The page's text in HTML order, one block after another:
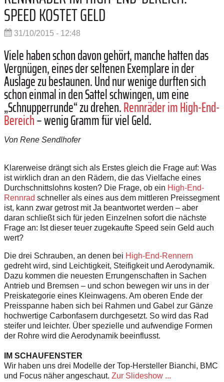
SPEED KOSTET GELD
31/10/2015 - 12:48
Viele haben schon davon gehört, manche hatten das
Vergnügen, eines der seltenen Exemplare in der
Auslage zu bestaunen. Und nur wenige durften sich
schon einmal in den Sattel schwingen, um eine
„Schnupperrunde“ zu drehen.Rennräder im High-End-
Bereich– wenig Gramm für viel Geld.
Von Rene Sendlhofer
Klarerweise drängt sich als Erstes gleich die Frage auf: Was
ist wirklich dran an den Rädern, die das Vielfache eines
Durchschnittslohns kosten? Die Frage, ob ein High-End-
Rennrad schneller als eines aus dem mittleren Preissegment
ist, kann zwar getrost mit Ja beantwortet werden – aber
daran schließt sich für jeden Einzelnen sofort die nächste
Frage an: Ist dieser teuer zugekaufte Speed sein Geld auch
wert?
Die drei Schrauben, an denen bei High-End-Rennern
gedreht wird, sind Leichtigkeit, Steifigkeit und Aerodynamik.
Dazu kommen die neuesten Errungenschaften in Sachen
Antrieb und Bremsen – und schon bewegen wir uns in der
Preiskategorie eines Kleinwagens. Am oberen Ende der
Preisspanne haben sich bei Rahmen und Gabel zur Gänze
hochwertige Carbonfasern durchgesetzt. So wird das Rad
steifer und leichter. Über spezielle und aufwendige Formen
der Rohre wird die Aerodynamik beeinflusst.
IM SCHAUFENSTER
Wir haben uns drei Modelle der Top-Hersteller Bianchi, BMC
und Focus näher angeschaut. Zur Slideshow ...